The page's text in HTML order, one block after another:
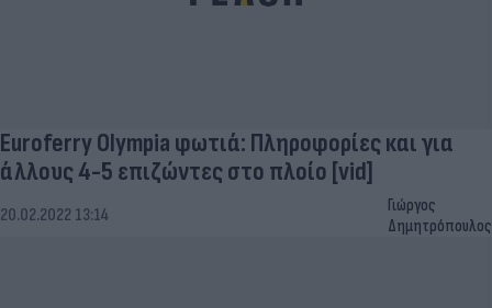
Euroferry Olympia φωτιά: Πληροφορίες και για
άλλους 4-5 επιζώντες στο πλοίο [vid]
20.02.2022 13:14
Γιώργος
Δημητρόπουλος